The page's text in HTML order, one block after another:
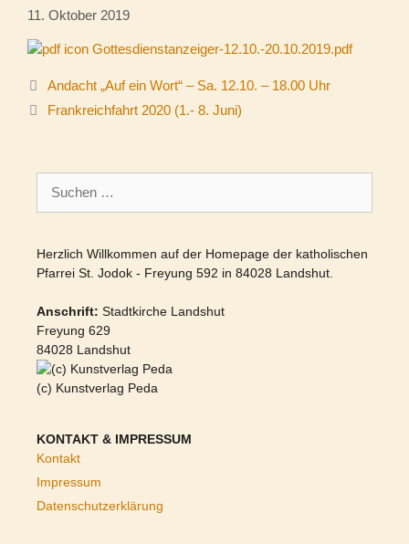
11. Oktober 2019
Gottesdienstanzeiger-12.10.-20.10.2019.pdf
Andacht „Auf ein Wort“ – Sa. 12.10. – 18.00 Uhr
Frankreichfahrt 2020 (1.- 8. Juni)
nach:
Herzlich Willkommen auf der Homepage der katholischen
Pfarrei St. Jodok - Freyung 592 in 84028 Landshut.
Anschrift: Stadtkirche Landshut
Freyung 629
84028 Landshut
(c) Kunstverlag Peda
KONTAKT & IMPRESSUM
Kontakt
Impressum
Datenschutzerklärung